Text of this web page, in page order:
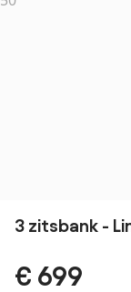
3 zitsbank -
€ 699